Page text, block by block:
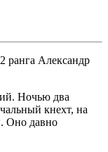
ранга Александр
Ночью два
кнехт, на
Оно давно